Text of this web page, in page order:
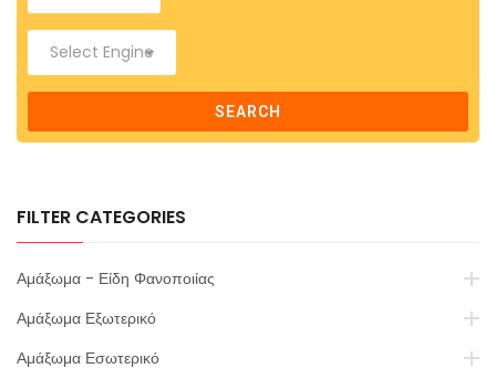
SEARCH
FILTER CATEGORIES
Αμάξωμα - Είδη Φανοποιίας
Αμάξωμα Εξωτερικό
Αμάξωμα Εσωτερικό